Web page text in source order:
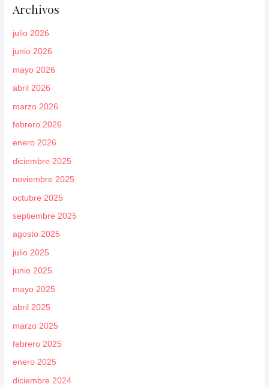
Archivos
julio 2026
junio 2026
mayo 2026
abril 2026
marzo 2026
febrero 2026
enero 2026
diciembre 2025
noviembre 2025
octubre 2025
septiembre 2025
agosto 2025
julio 2025
junio 2025
mayo 2025
abril 2025
marzo 2025
febrero 2025
enero 2025
diciembre 2024